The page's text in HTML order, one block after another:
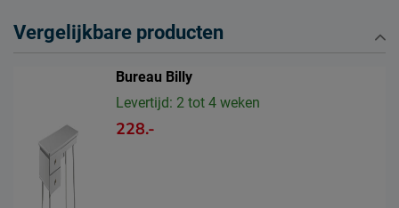
Vergelijkbare producten
Bureau Billy
Levertijd: 2 tot 4 weken
228.-